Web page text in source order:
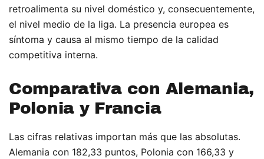
retroalimenta su nivel doméstico y, consecuentemente,
el nivel medio de la liga. La presencia europea es
síntoma y causa al mismo tiempo de la calidad
competitiva interna.
Comparativa con Alemania,
Polonia y Francia
Las cifras relativas importan más que las absolutas.
Alemania con 182,33 puntos, Polonia con 166,33 y